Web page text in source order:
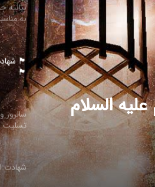
السلام
بیانیه
به
🏴
🏴
سالروز
تسلیت
شهادت